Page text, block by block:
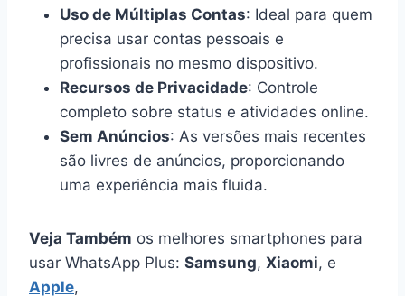
Uso de Múltiplas Contas: Ideal para quem
precisa usar contas pessoais e
profissionais no mesmo dispositivo.
Recursos de Privacidade: Controle
completo sobre status e atividades online.
Sem Anúncios: As versões mais recentes
são livres de anúncios, proporcionando
uma experiência mais fluida.
Veja Também os melhores smartphones para
usar WhatsApp Plus: Samsung, Xiaomi, e
Apple,